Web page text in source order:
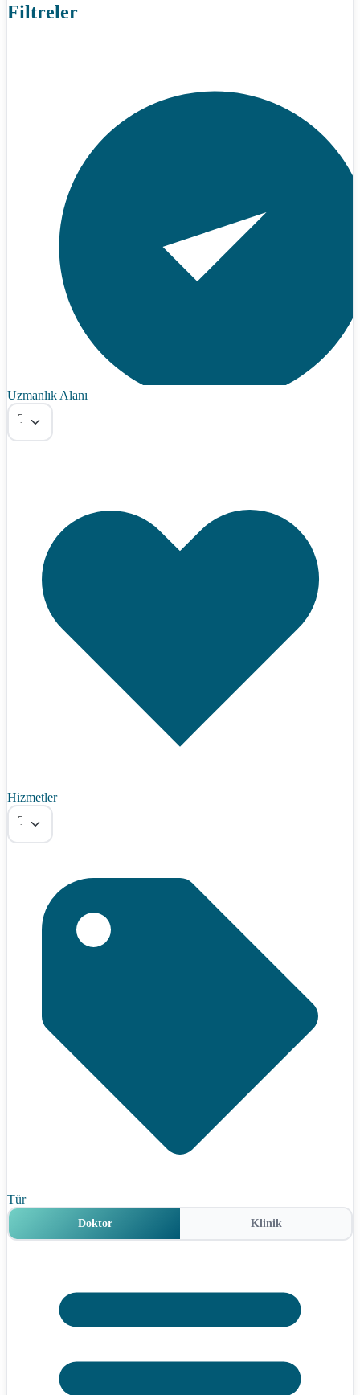
Filtreler
Uzmanlık Alanı
Tümü
Hizmetler
Tümü
Tür
Doktor Klinik